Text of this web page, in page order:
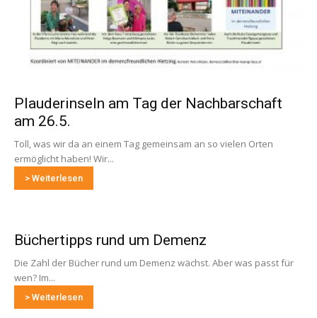
Plauderinseln am Tag der Nachbarschaft
am 26.5.
Toll, was wir da an einem Tag gemeinsam an so vielen Orten
ermöglicht haben! Wir...
> Weiterlesen
Büchertipps rund um Demenz
Die Zahl der Bücher rund um Demenz wächst. Aber was passt für
wen? Im...
> Weiterlesen